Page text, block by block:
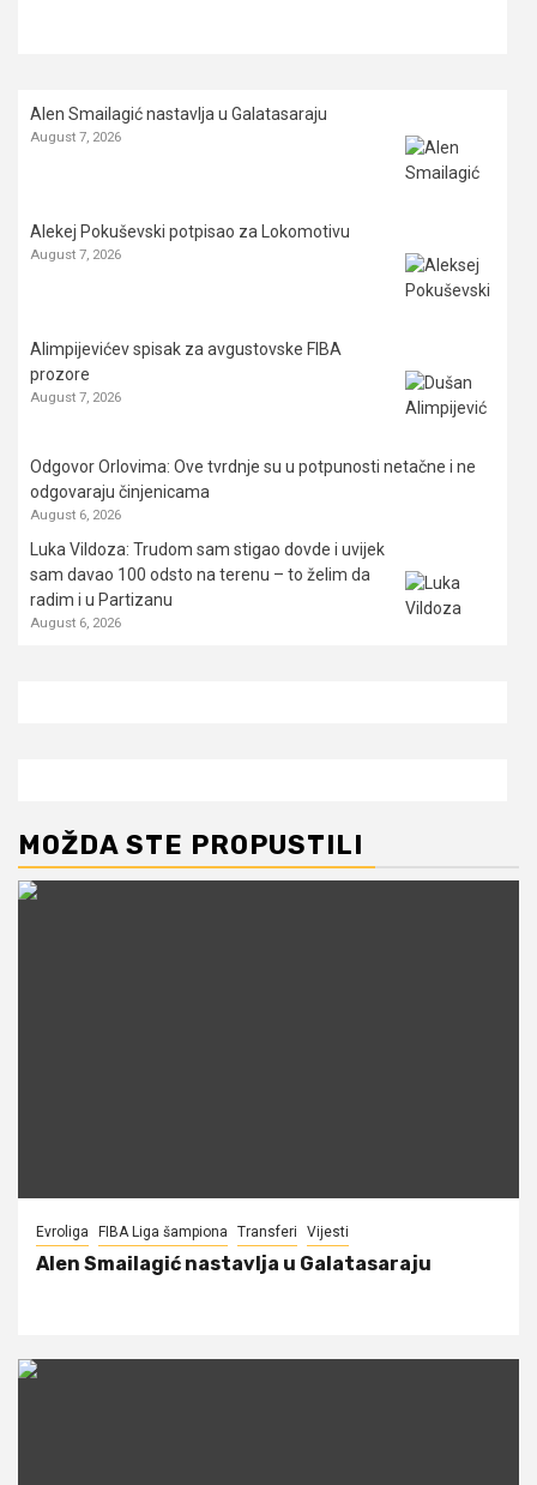
Alen Smailagić nastavlja u Galatasaraju
August 7, 2026
Alekej Pokuševski potpisao za Lokomotivu
August 7, 2026
Alimpijevićev spisak za avgustovske FIBA
prozore
August 7, 2026
Odgovor Orlovima: ​Ove tvrdnje su u potpunosti netačne i ne
odgovaraju činjenicama
August 6, 2026
Luka Vildoza: Trudom sam stigao dovde i uvijek
sam davao 100 odsto na terenu – to želim da
radim i u Partizanu
August 6, 2026
MOŽDA STE PROPUSTILI
Evroliga FIBA Liga šampiona Transferi Vijesti
Alen Smailagić nastavlja u Galatasaraju